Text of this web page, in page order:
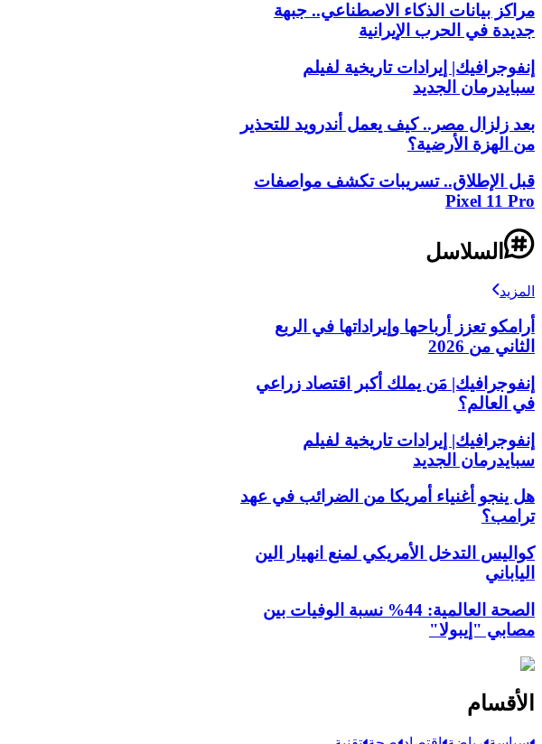
مراكز بيانات الذكاء الاصطناعي.. جبهة
جديدة في الحرب الإيرانية
إنفوجرافيك| إيرادات تاريخية لفيلم
سبايدرمان الجديد
بعد زلزال مصر.. كيف يعمل أندرويد للتحذير
من الهزة الأرضية؟
قبل الإطلاق.. تسريبات تكشف مواصفات
Pixel 11 Pro
السلاسل
المزيد
أرامكو تعزز أرباحها وإيراداتها في الربع
الثاني من 2026
إنفوجرافيك| مَن يملك أكبر اقتصاد زراعي
في العالم؟
إنفوجرافيك| إيرادات تاريخية لفيلم
سبايدرمان الجديد
هل ينجو أغنياء أمريكا من الضرائب في عهد
ترامب؟
كواليس التدخل الأمريكي لمنع انهيار الين
الياباني
الصحة العالمية: 44% نسبة الوفيات بين
مصابي "إيبولا"
الأقسام